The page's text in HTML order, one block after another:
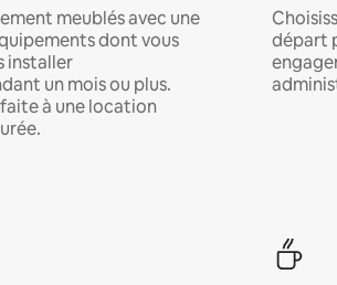
meublés avec une
dont vous
installer
un mois ou plus.
à une location
départ